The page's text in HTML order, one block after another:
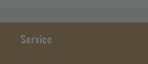
Service